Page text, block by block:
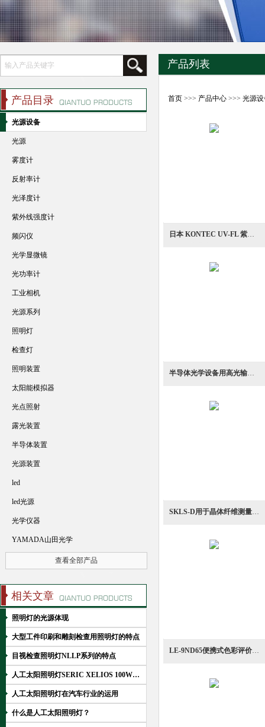
产品列表
首页 >>> 产品中心 >>>光源
日本 KONTEC UV-FL 紫外 LED 投光照明装置
半导体光学设备用高光输出UV LED照射器
SKLS-D用于晶体纤维测量简易暗视野LED照明
LE-9ND65便携式色彩评价用LED小型人工太阳照明灯
产品目录
光源设备
光源
雾度计
反射率计
光泽度计
紫外线强度计
频闪仪
光学显微镜
光功率计
工业相机
光源系列
照明灯
检查灯
照明装置
太阳能模拟器
光点照射
露光装置
半导体装置
光源装置
led
led光源
光学仪器
YAMADA山田光学
查看全部产品
相关文章
照明灯的光源体现
大型工件印刷和雕刻检查用照明灯的特点
目视检查照明灯NLLP系列的特点
人工太阳照明灯SERIC XELIOS 100W系列产品解析
人工太阳照明灯在汽车行业的运用
什么是人工太阳照明灯？